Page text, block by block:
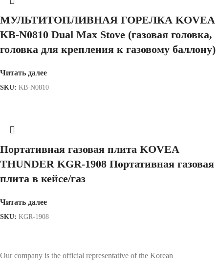
МУЛЬТИТОПЛИВНАЯ ГОРЕЛКА KOVEA
KB-N0810 Dual Max Stove (газовая головка,
головка для крепления к газовому баллону)
Читать далее
SKU: KB-N0810
Портативная газовая плита KOVEA
THUNDER KGR-1908 Портативная газовая
плита в кейсе/газ
Читать далее
SKU: KGR-1908
Our company is the official representative of the Korean